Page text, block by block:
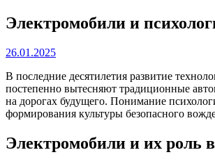
Электромобили и
26.01.2025
В последние десятилетия развитие
постепенно вытесняют традиционные
на дорогах будущего. Понимание
формирования культуры безопасного
Электромобили и их роль